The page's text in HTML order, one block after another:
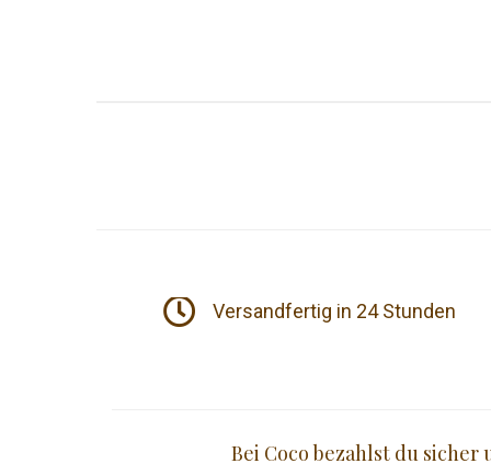
Versandfertig in 24 Stunden
Bei Coco bezahlst du sicher